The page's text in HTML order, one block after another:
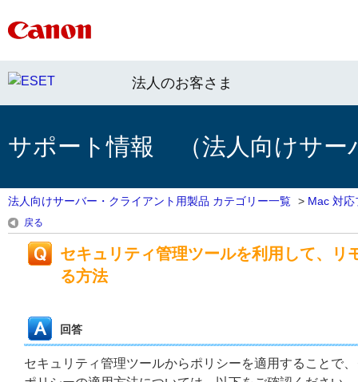
法人のお客さま
サポート情報 （法人向けサー
法人向けサーバー・クライアント用製品 カテゴリー一覧 > Mac 対応
戻る
セキュリティ管理ツールを利用して、リ
る方法
回答
セキュリティ管理ツールからポリシーを適用することで